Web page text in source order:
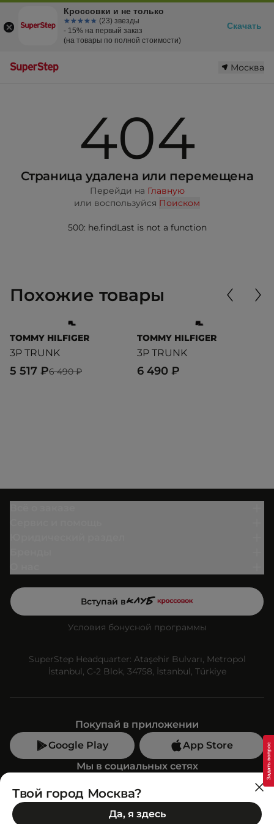
Москва
404
Страница удалена или перемещена
Перейди на Главную
или воспользуйся Поиском
500: he.findLast is not a function
Похожие товары
TOMMY HILFIGER
3P TRUNK
6 490 ₽
5 517 ₽
TOMMY HILFIGER
3P TRUNK
6 490 ₽
Вступай в
Условия бонусной программы
SuperStep Headquarter: Ataşehir Bulvarı, Metropol
İstanbul, C-2 Blok, 34758, İstanbul, Türkiye
Покупай в приложении
Google Play
App Store
Мы в социальных сетях
Позвони нам
+7 (499) 350-55-33
Твой город Москва?
Да, я здесь
Кроссовки и не только
☆☆☆☆☆
★★★★★ (23) звезды
- 15% на первый заказ
(на товары по полной стоимости)
Скачать